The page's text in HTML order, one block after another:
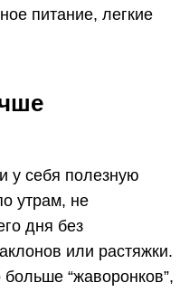
питание, легкие
у себя полезную
утрам, не
дня без
или растяжки.
“жаворонков”,